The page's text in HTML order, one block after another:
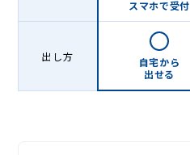
スマホで受付
出し方
自宅から
出せる